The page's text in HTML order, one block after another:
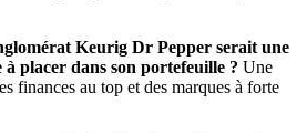
Keurig Dr Pepper serait une
à placer dans son portefeuille ? Une
finances au top et des marques à forte